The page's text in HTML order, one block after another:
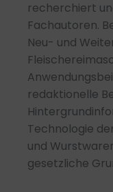
recherchiert
Fachautoren.
Neu- und
redaktionelle
Technologie
und
gesetzliche